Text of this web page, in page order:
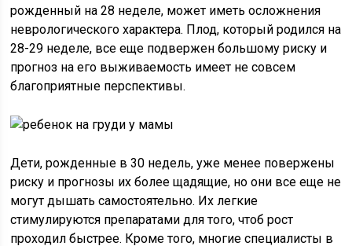
рожденный на 28 неделе, может иметь осложнения
неврологического характера. Плод, который родился на
28-29 неделе, все еще подвержен большому риску и
прогноз на его выживаемость имеет не совсем
благоприятные перспективы.
Дети, рожденные в 30 недель, уже менее повержены
риску и прогнозы их более щадящие, но они все еще не
могут дышать самостоятельно. Их легкие
стимулируются препаратами для того, чтоб рост
проходил быстрее. Кроме того, многие специалисты в